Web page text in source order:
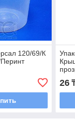
120/69/К
26